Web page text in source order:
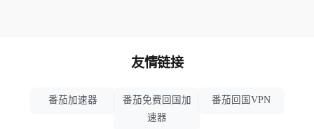
友情链接
番茄加速器
番茄免费回国加
速器
番茄回国VPN